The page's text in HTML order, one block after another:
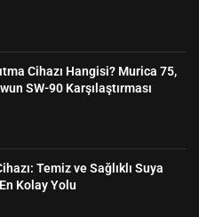
Cihazı Hangisi? Murica 75,
SW-90 Karşılaştırması
Temiz ve Sağlıklı Suya
Kolay Yolu